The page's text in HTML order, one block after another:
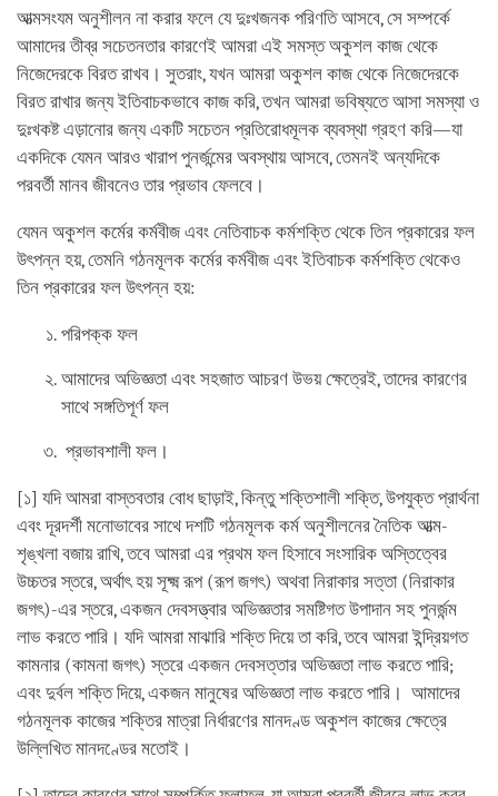
আত্মসংযম অনুশীলন না করার ফলে যে দুঃখজনক পরিণতি আসবে, সে সম্পর্কে
আমাদের তীব্র সচেতনতার কারণেই আমরা এই সমস্ত অকুশল কাজ থেকে
নিজেদেরকে বিরত রাখব। সুতরাং, যখন আমরা অকুশল কাজ থেকে নিজেদেরকে
বিরত রাখার জন্য ইতিবাচকভাবে কাজ করি, তখন আমরা ভবিষ্যতে আসা সমস্যা ও
দুঃখকষ্ট এড়ানোর জন্য একটি সচেতন প্রতিরোধমূলক ব্যবস্থা গ্রহণ করি—যা
একদিকে যেমন আরও খারাপ পুনর্জন্মের অবস্থায় আসবে, তেমনই অন্যদিকে
পরবর্তী মানব জীবনেও তার প্রভাব ফেলবে।
যেমন অকুশল কর্মের কর্মবীজ এবং নেতিবাচক কর্মশক্তি থেকে তিন প্রকারের ফল
উৎপন্ন হয়, তেমনি গঠনমূলক কর্মের কর্মবীজ এবং ইতিবাচক কর্মশক্তি থেকেও
তিন প্রকারের ফল উৎপন্ন হয়:
পরিপক্ক ফল
আমাদের অভিজ্ঞতা এবং সহজাত আচরণ উভয় ক্ষেত্রেই, তাদের কারণের
সাথে সঙ্গতিপূর্ণ ফল
প্রভাবশালী ফল।
[১] যদি আমরা বাস্তবতার বোধ ছাড়াই, কিন্তু শক্তিশালী শক্তি, উপযুক্ত প্রার্থনা
এবং দূরদর্শী মনোভাবের সাথে দশটি গঠনমূলক কর্ম অনুশীলনের নৈতিক আত্ম-
শৃঙ্খলা বজায় রাখি, তবে আমরা এর প্রথম ফল হিসাবে সংসারিক অস্তিত্বের
উচ্চতর স্তরে, অর্থাৎ হয় সূক্ষ্ম রূপ (রূপ জগৎ) অথবা নিরাকার সত্তা (নিরাকার
জগৎ)-এর স্তরে, একজন দেবসত্ত্বার অভিজ্ঞতার সমষ্টিগত উপাদান সহ পুনর্জন্ম
লাভ করতে পারি। যদি আমরা মাঝারি শক্তি দিয়ে তা করি, তবে আমরা ইন্দ্রিয়গত
কামনার (কামনা জগৎ) স্তরে একজন দেবসত্তার অভিজ্ঞতা লাভ করতে পারি;
এবং দুর্বল শক্তি দিয়ে, একজন মানুষের অভিজ্ঞতা লাভ করতে পারি। আমাদের
গঠনমূলক কাজের শক্তির মাত্রা নির্ধারণের মানদণ্ড অকুশল কাজের ক্ষেত্রে
উল্লিখিত মানদণ্ডের মতোই।